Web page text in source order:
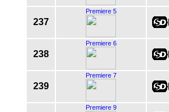
237
Premiere 5
238
Premiere 6
239
Premiere 7
Premiere 9